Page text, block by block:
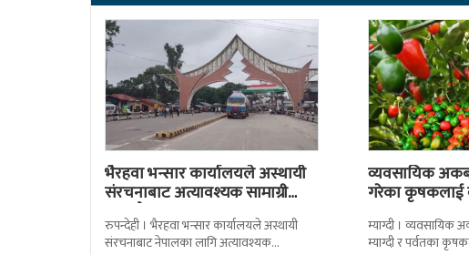
भैरहवा भन्सार कार्यालयले अस्थायी
संरचनाबाट अत्यावश्यक सामाग्री
ल्याउदै
रुपन्देही । भैरहवा भन्सार कार्यालयले अस्थायी
संरचनाबाट नेपालका लागि अत्यावश्यक
व्यवसायिक
गरेका कृषकलाई
म्याग्दी । व्यवसायिक
म्याग्दी र पर्वतका